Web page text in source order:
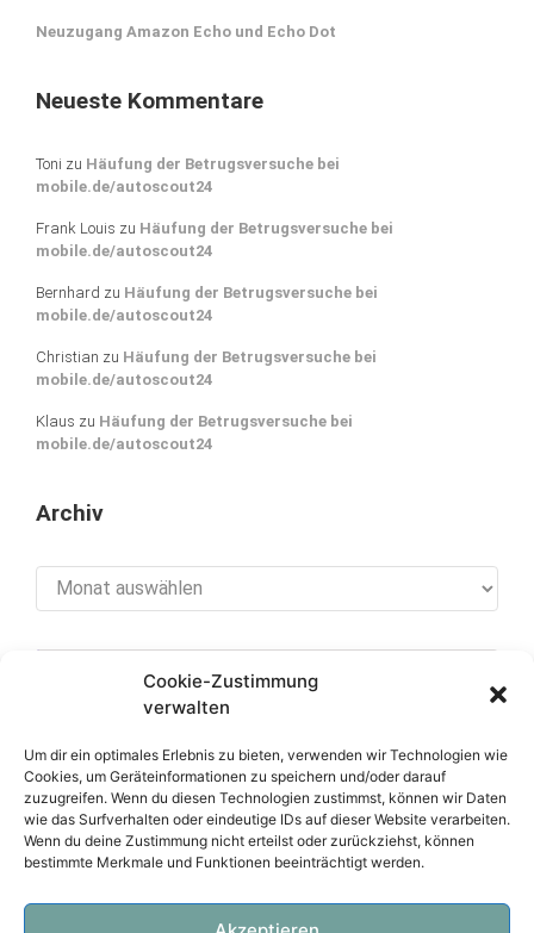
Cookie-Zustimmung
verwalten
Um dir ein optimales Erlebnis zu bieten, verwenden wir Technologien wie
Cookies, um Geräteinformationen zu speichern und/oder darauf
zuzugreifen. Wenn du diesen Technologien zustimmst, können wir Daten
wie das Surfverhalten oder eindeutige IDs auf dieser Website verarbeiten.
Wenn du deine Zustimmung nicht erteilst oder zurückziehst, können
bestimmte Merkmale und Funktionen beeinträchtigt werden.
Neuzugang Amazon Echo und Echo Dot
Neueste Kommentare
Toni zu Häufung der Betrugsversuche bei
mobile.de/autoscout24
Frank Louis zu Häufung der Betrugsversuche bei
mobile.de/autoscout24
Bernhard zu Häufung der Betrugsversuche bei
mobile.de/autoscout24
Christian zu Häufung der Betrugsversuche bei
mobile.de/autoscout24
Klaus zu Häufung der Betrugsversuche bei
mobile.de/autoscout24
Archiv
[cookies_revoke]
Über diese Seite
Datenschutzerklärung